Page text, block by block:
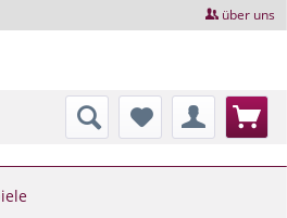
über uns